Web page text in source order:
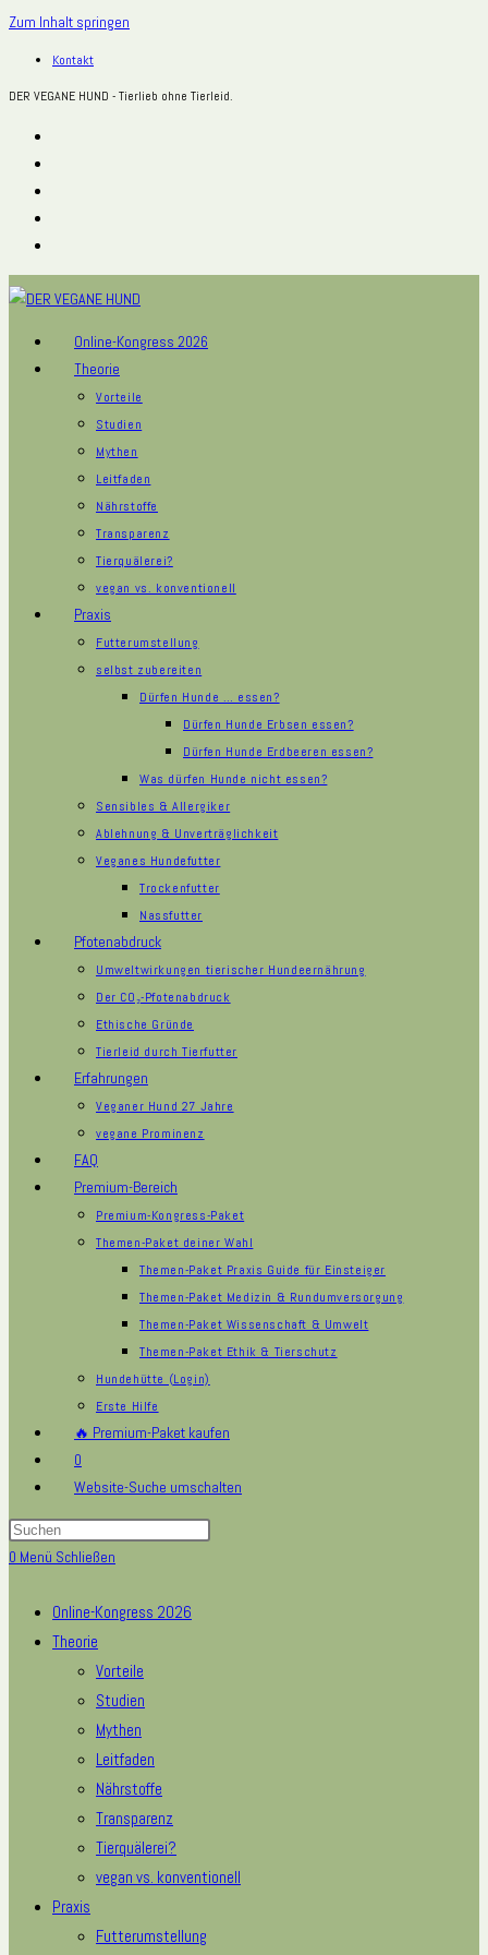
Zum Inhalt springen
Kontakt
DER VEGANE HUND - Tierlieb ohne Tierleid.
Online-Kongress 2026
Theorie
Vorteile
Studien
Mythen
Leitfaden
Nährstoffe
Transparenz
Tierquälerei?
vegan vs. konventionell
Praxis
Futterumstellung
selbst zubereiten
Dürfen Hunde … essen?
Dürfen Hunde Erbsen essen?
Dürfen Hunde Erdbeeren essen?
Was dürfen Hunde nicht essen?
Sensibles & Allergiker
Ablehnung & Unverträglichkeit
Veganes Hundefutter
Trockenfutter
Nassfutter
Pfotenabdruck
Umweltwirkungen tierischer Hundeernährung
Der CO₂-Pfotenabdruck
Ethische Gründe
Tierleid durch Tierfutter
Erfahrungen
Veganer Hund 27 Jahre
vegane Prominenz
FAQ
Premium-Bereich
Premium-Kongress-Paket
Themen-Paket deiner Wahl
Themen-Paket Praxis Guide für Einsteiger
Themen-Paket Medizin & Rundumversorgung
Themen-Paket Wissenschaft & Umwelt
Themen-Paket Ethik & Tierschutz
Hundehütte (Login)
Erste Hilfe
🔥 Premium-Paket kaufen
0
Website-Suche umschalten
0 Menü Schließen
Online-Kongress 2026
Theorie
Vorteile
Studien
Mythen
Leitfaden
Nährstoffe
Transparenz
Tierquälerei?
vegan vs. konventionell
Praxis
Futterumstellung